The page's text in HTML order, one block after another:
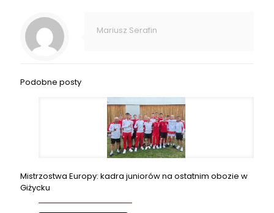
Mariusz Serafin
Podobne posty
Mistrzostwa Europy: kadra juniorów na ostatnim obozie w
Giżycku